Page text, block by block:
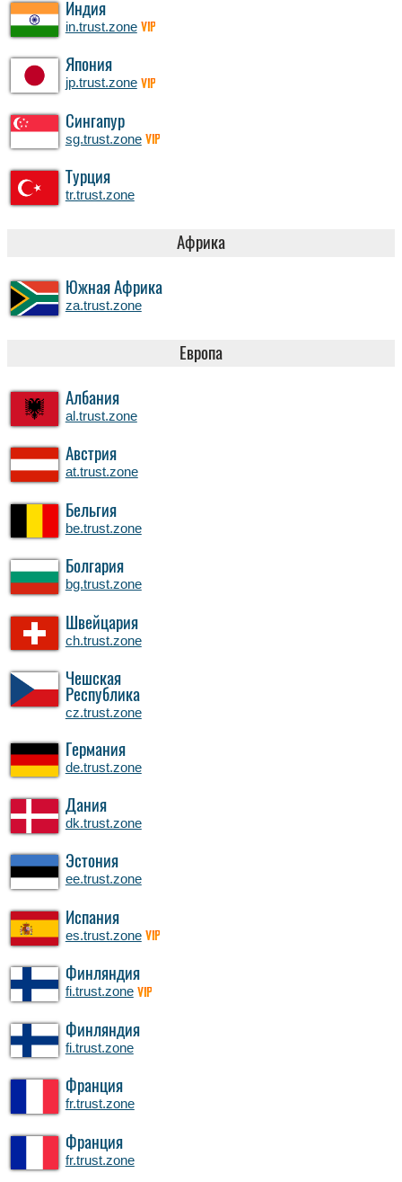
Индия
in.trust.zone VIP
Япония
jp.trust.zone VIP
Сингапур
sg.trust.zone VIP
Турция
tr.trust.zone
Африка
Южная Африка
za.trust.zone
Европа
Албания
al.trust.zone
Австрия
at.trust.zone
Бельгия
be.trust.zone
Болгария
bg.trust.zone
Швейцария
ch.trust.zone
Чешская
Республика
cz.trust.zone
Германия
de.trust.zone
Дания
dk.trust.zone
Эстония
ee.trust.zone
Испания
es.trust.zone VIP
Финляндия
fi.trust.zone VIP
Финляндия
fi.trust.zone
Франция
fr.trust.zone
Франция
fr.trust.zone